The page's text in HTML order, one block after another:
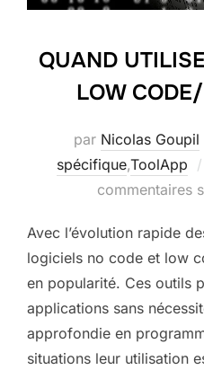
QUAND
LOW
par Nicolas Goupil
spécifique,ToolApp
commentaires
Avec l’évolution rapide
logiciels no code et low
en popularité. Ces outils
applications sans
approfondie en
situations leur utilisation